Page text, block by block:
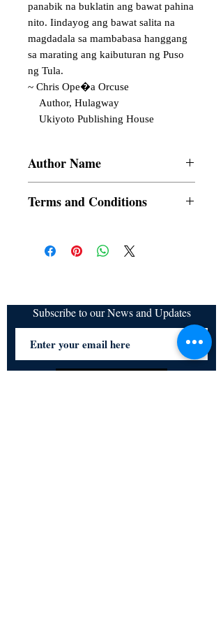
panabik na buklatin ang bawat pahina
nito. Iindayog ang bawat salita na
magdadala sa mambabasa hanggang
sa marating ang kaibuturan ng Puso
ng Tula.
~ Chris Ope�a Orcuse
    Ukiyoto Publishing House
Author Name
Terms and Conditions
refundable
Subscribe to our News and Updates
Subscribe Now